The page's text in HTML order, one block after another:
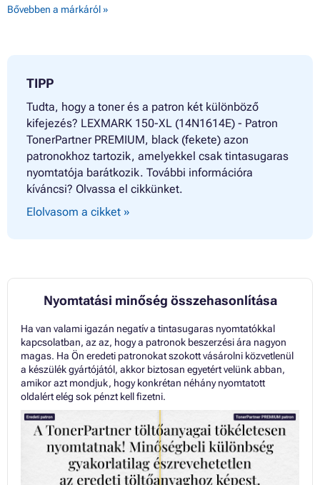
Bővebben a márkáról »
TIPP
Tudta, hogy a toner és a patron két különböző
kifejezés? LEXMARK 150-XL (14N1614E) - Patron
TonerPartner PREMIUM, black (fekete) azon
patronokhoz tartozik, amelyekkel csak tintasugaras
nyomtatója barátkozik. További információra
kíváncsi? Olvassa el cikkünket.
Elolvasom a cikket »
Nyomtatási minőség összehasonlítása
Ha van valami igazán negatív a tintasugaras nyomtatókkal
kapcsolatban, az az, hogy a patronok beszerzési ára nagyon
magas. Ha Ön eredeti patronokat szokott vásárolni közvetlenül
a készülék gyártójától, akkor biztosan egyetért velünk abban,
amikor azt mondjuk, hogy konkrétan néhány nyomtatott
oldalért elég sok pénzt kell fizetni.